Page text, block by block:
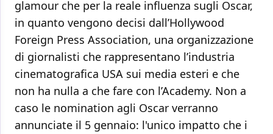
glamour che per la reale influenza sugli Oscar,
in quanto vengono decisi dall’Hollywood
Foreign Press Association, una organizzazione
di giornalisti che rappresentano l’industria
cinematografica USA sui media esteri e che
non ha nulla a che fare con l’Academy. Non a
caso le nomination agli Oscar verranno
annunciate il 5 gennaio: l'unico impatto che i